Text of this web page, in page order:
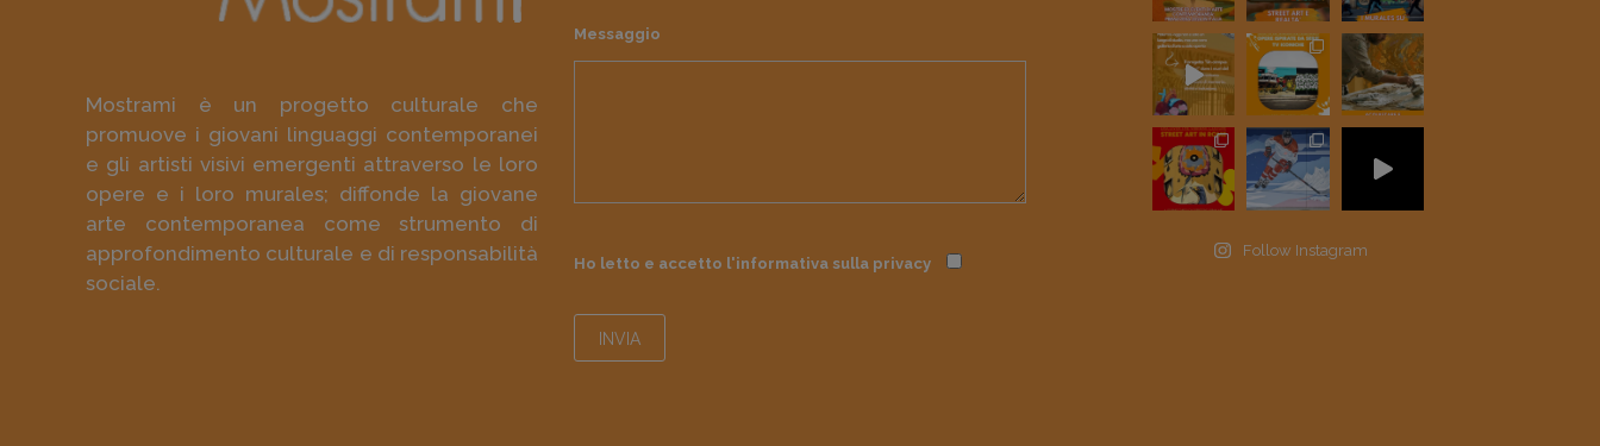
Mostrami è un progetto culturale che
promuove i giovani linguaggi contemporanei
e gli artisti visivi emergenti attraverso le loro
opere e i loro murales; diffonde la giovane
arte contemporanea come strumento di
approfondimento culturale e di responsabilità
sociale.
Messaggio
Ho letto e accetto l'informativa sulla privacy
Follow Instagram